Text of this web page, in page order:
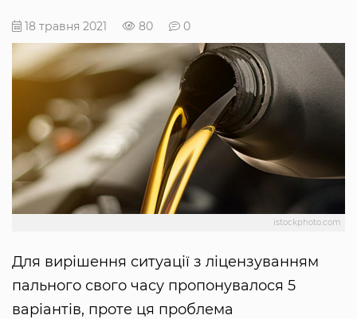
18 травня 2021 80 0
istockphoto.com
Для вирішення ситуації з ліцензуванням
пального свого часу пропонувалося 5
варіантів, проте ця проблема